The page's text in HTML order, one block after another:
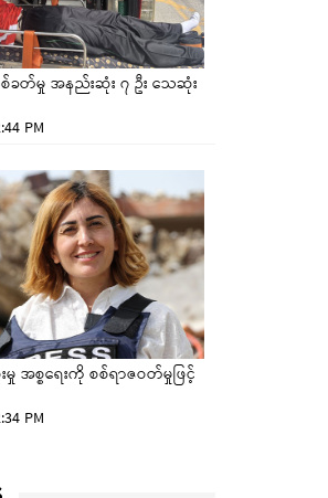
စ်ခတ်မှု အနည်းဆုံး ၇ ဦး သေဆုံး
PM
စ္စရေးကို စစ်ရာဇဝတ်မှုဖြင့်
PM